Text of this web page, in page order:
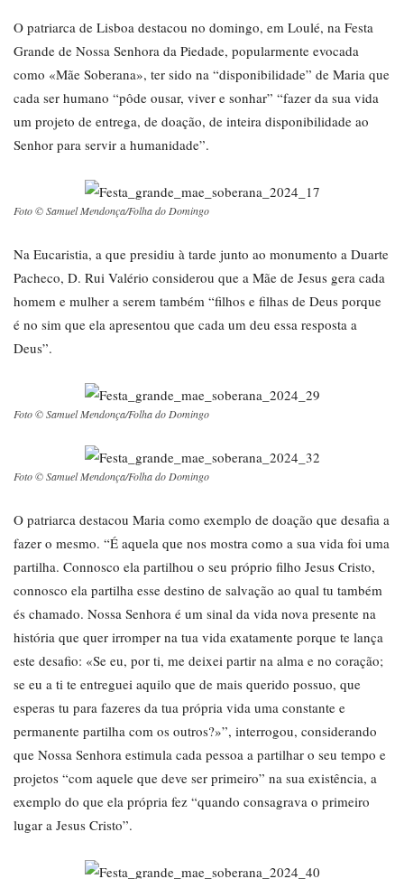
O patriarca de Lisboa destacou no domingo, em Loulé, na Festa
Grande de Nossa Senhora da Piedade, popularmente evocada
como «Mãe Soberana», ter sido na “disponibilidade” de Maria que
cada ser humano “pôde ousar, viver e sonhar” “fazer da sua vida
um projeto de entrega, de doação, de inteira disponibilidade ao
Senhor para servir a humanidade”.
Foto © Samuel Mendonça/Folha do Domingo
Na Eucaristia, a que presidiu à tarde junto ao monumento a Duarte
Pacheco, D. Rui Valério considerou que a Mãe de Jesus gera cada
homem e mulher a serem também “filhos e filhas de Deus porque
é no sim que ela apresentou que cada um deu essa resposta a
Deus”.
Foto © Samuel Mendonça/Folha do Domingo
Foto © Samuel Mendonça/Folha do Domingo
O patriarca destacou Maria como exemplo de doação que desafia a
fazer o mesmo. “É aquela que nos mostra como a sua vida foi uma
partilha. Connosco ela partilhou o seu próprio filho Jesus Cristo,
connosco ela partilha esse destino de salvação ao qual tu também
és chamado. Nossa Senhora é um sinal da vida nova presente na
história que quer irromper na tua vida exatamente porque te lança
este desafio: «Se eu, por ti, me deixei partir na alma e no coração;
se eu a ti te entreguei aquilo que de mais querido possuo, que
esperas tu para fazeres da tua própria vida uma constante e
permanente partilha com os outros?»”, interrogou, considerando
que Nossa Senhora estimula cada pessoa a partilhar o seu tempo e
projetos “com aquele que deve ser primeiro” na sua existência, a
exemplo do que ela própria fez “quando consagrava o primeiro
lugar a Jesus Cristo”.